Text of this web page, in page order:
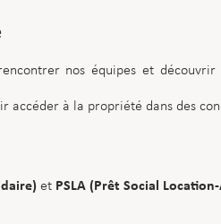
nos équipes et découvrir
à la propriété dans des
et PSLA (Prêt Social